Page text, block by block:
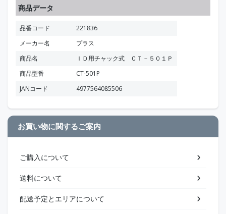
商品データ
品番コード
221836
メーカー名
プラス
商品名
ＩＤ用チャック式 ＣＴ－５０１Ｐ
商品型番
CT-501P
JANコード
4977564085506
お買い物に関するご案内
ご購入について
送料について
配送予定とエリアについて